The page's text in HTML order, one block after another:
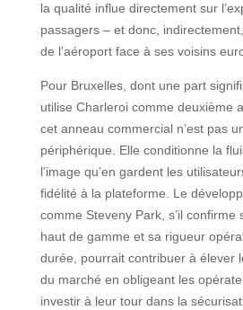
la qualité influe directement sur
passagers – et donc,
de l’aéroport face à ses voisins
Pour Bruxelles, dont une part
utilise Charleroi comme deuxième
cet anneau commercial n’est pas
périphérique. Elle conditionne la
l’image qu’en gardent les
fidélité à la plateforme. Le
comme Steveny Park, s’il confirme
haut de gamme et sa rigueur
durée, pourrait contribuer à élever
du marché en obligeant les
investir à leur tour dans la